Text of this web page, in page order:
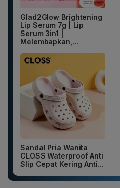
Glad2Glow Brightening
Lip Serum 7g | Lip
Serum 3in1 |
Melembapkan,...
Sandal Pria Wanita
CLOSS Waterproof Anti
Slip Cepat Kering Anti...